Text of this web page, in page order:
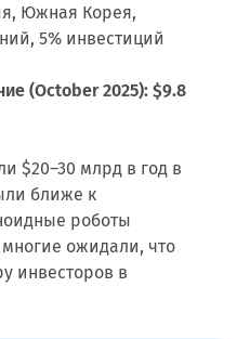
Южная Корея,
5% инвестиций
(October 2025): $9.8
$20–30 млрд в год в
ближе к
роботы
ожидали, что
инвесторов в